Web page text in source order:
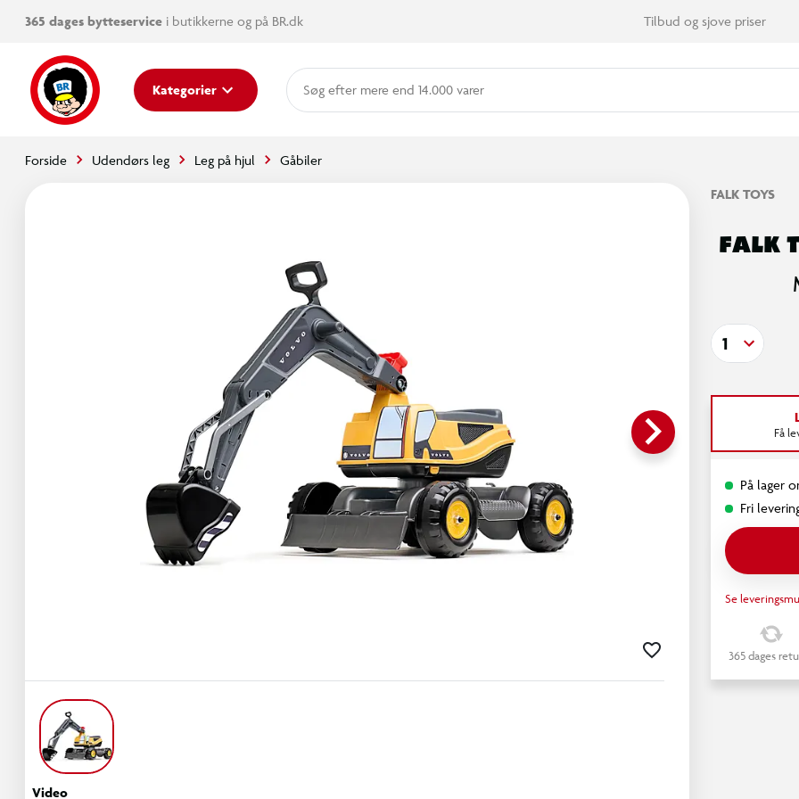
365 dages bytteservice i butikkerne og på BR.dk Tilbud og sjove priser
Kategorier mere end 14.000 varer
Forside Udendørs leg Leg på hjul Gåbiler
keyboard_arrow_right
Video
FALK TOYS
FALK
1
Få
På lager
Fri
Se
365 dages